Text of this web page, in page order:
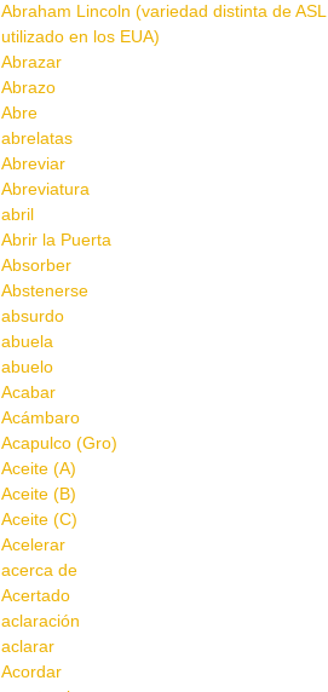
Abraham Lincoln (variedad distinta de ASL
utilizado en los EUA)
Abrazar
Abrazo
Abre
abrelatas
Abreviar
Abreviatura
abril
Abrir la Puerta
Absorber
Abstenerse
absurdo
abuela
abuelo
Acabar
Acámbaro
Acapulco (Gro)
Aceite (A)
Aceite (B)
Aceite (C)
Acelerar
acerca de
Acertado
aclaración
aclarar
Acordar